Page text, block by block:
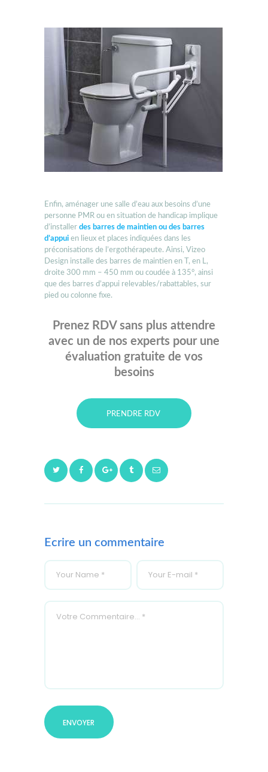
Enfin, aménager une salle d’eau aux besoins d’une
personne PMR ou en situation de handicap implique
d’installer des barres de maintien ou des barres
d’appui en lieux et places indiquées dans les
préconisations de l’ergothérapeute. Ainsi, Vizeo
Design installe des barres de maintien en T, en L,
droite 300 mm – 450 mm ou coudée à 135°, ainsi
que des barres d’appui relevables/rabattables, sur
pied ou colonne fixe.
Prenez RDV sans plus attendre
avec un de nos experts pour une
évaluation gratuite de vos
besoins
PRENDRE RDV
Ecrire un commentaire